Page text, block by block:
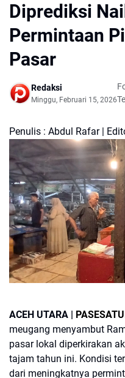
Diprediksi
Permintaan
Pasar
Redaksi
Minggu, Februari 15, 2026
Penulis : Abdul Rafar |
ACEH UTARA |
meugang menyambut
pasar lokal diperkirakan
tajam tahun ini. Kondisi
dari meningkatnya